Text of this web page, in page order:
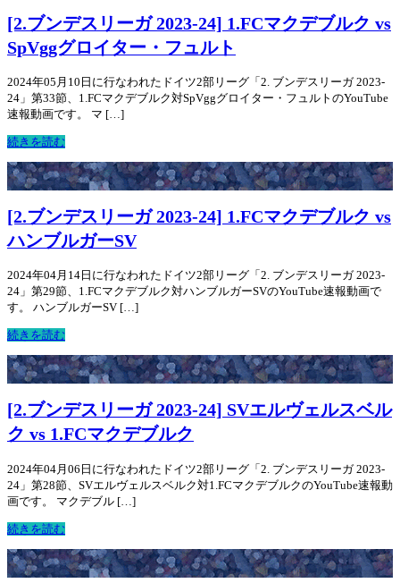
[2.ブンデスリーガ 2023-24] 1.FCマクデブルク vs
SpVggグロイター・フュルト
2024年05月10日に行なわれたドイツ2部リーグ「2. ブンデスリーガ 2023-
24」第33節、1.FCマクデブルク対SpVggグロイター・フュルトのYouTube
速報動画です。 マ […]
続きを読む
[2.ブンデスリーガ 2023-24] 1.FCマクデブルク vs
ハンブルガーSV
2024年04月14日に行なわれたドイツ2部リーグ「2. ブンデスリーガ 2023-
24」第29節、1.FCマクデブルク対ハンブルガーSVのYouTube速報動画で
す。 ハンブルガーSV […]
続きを読む
[2.ブンデスリーガ 2023-24] SVエルヴェルスベル
ク vs 1.FCマクデブルク
2024年04月06日に行なわれたドイツ2部リーグ「2. ブンデスリーガ 2023-
24」第28節、SVエルヴェルスベルク対1.FCマクデブルクのYouTube速報動
画です。 マクデブル […]
続きを読む